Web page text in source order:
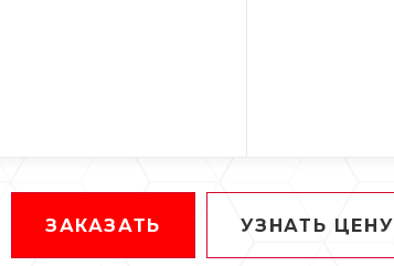
ЗАКАЗАТЬ УЗНАТЬ ЦЕНУ